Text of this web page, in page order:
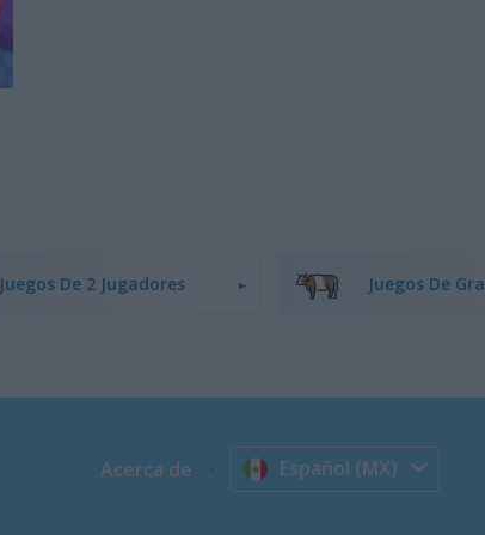
Juegos De 2 Jugadores Juegos De
Acerca de Español (MX)